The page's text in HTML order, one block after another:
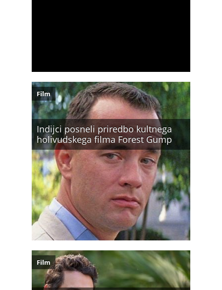
Indijci posneli priredbo kultnega
holivudskega filma Forest Gump
Film
Film